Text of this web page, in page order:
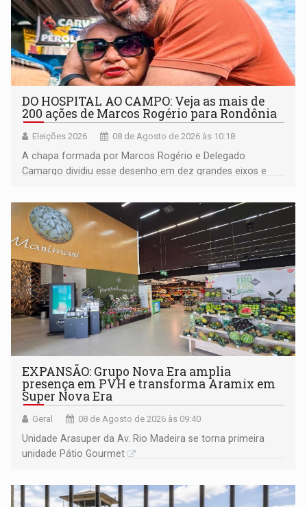
DO HOSPITAL AO CAMPO: Veja as mais de
200 ações de Marcos Rogério para Rondônia
Eleições 2026 08 de Agosto de 2026 às 10:18
A chapa formada por Marcos Rogério e Delegado
Camargo dividiu esse desenho em dez grandes eixos e
EXPANSÃO: Grupo Nova Era amplia
presença em PVH e transforma Aramix em
Super Nova Era
Geral 08 de Agosto de 2026 às 09:40
Unidade Arasuper da Av. Rio Madeira se torna primeira
unidade Pátio Gourmet